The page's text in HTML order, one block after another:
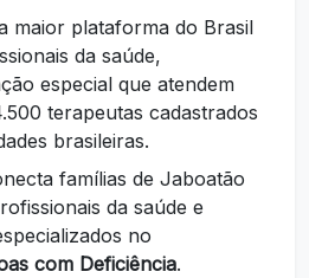
maior plataforma do Brasil
da saúde,
especial que atendem
terapeutas cadastrados
brasileiras.
famílias de Jaboatão
da saúde e
no
com Deficiência.